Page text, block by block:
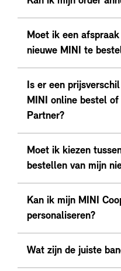
Moet ik een
nieuwe MINI te
Is er een
MINI online bestel
Partner?
Moet ik kiezen
bestellen van mijn
Kan ik mijn MINI
personaliseren?
Wat zijn de juiste